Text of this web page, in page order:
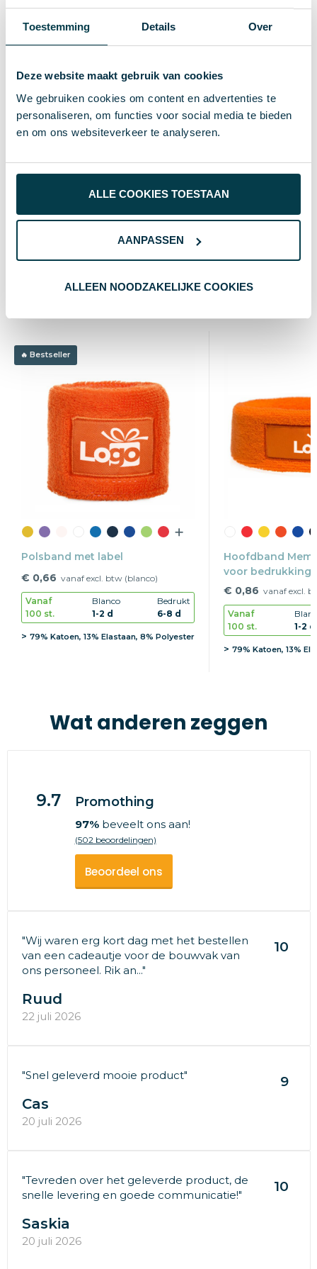
Toestemming Details Over
Deze website maakt gebruik van cookies
We gebruiken cookies om content en advertenties te
personaliseren, om functies voor social media te bieden
en om ons websiteverkeer te analyseren.
ALLE COOKIES TOESTAAN
AANPASSEN
ALLEEN NOODZAKELIJKE COOKIES
Materiaal
Gewicht 17 g
EAN-code 8719495002117
Artikelnummer 8201
Kleur Kobaltblauw
Afmeting 8 x 6 cm
0 cm
Breedte 6 cm
8 cm
Bestseller
Polsband met label
€ 0,66 vanaf excl. btw (blanco)
Vanaf
100 st.
Blanco
1-2 d
Bedrukt
6-8 d
79% Katoen, 13% Elastaan, 8% Polyester
Hoofdband
voor bedrukking
€ 0,86 vanaf excl.
Vanaf
100 st.
1-2 d
79% Katoen, 13%
Wat anderen zeggen
9.7 Promothing
97%beveelt ons aan!
(502 beoordelingen)
Beoordeel ons
"Wij waren erg kort dag met het bestellen
van een cadeautje voor de bouwvak van
ons personeel. Rik an..."
10
Ruud
22 juli 2026
"Snel geleverd mooie product" 9
Cas
20 juli 2026
"Tevreden over het geleverde product, de
snelle levering en goede communicatie!"
10
Saskia
20 juli 2026